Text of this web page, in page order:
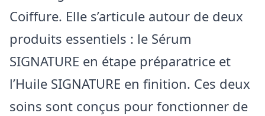
Coiffure. Elle s’articule autour de deux
produits essentiels : le Sérum
SIGNATURE en étape préparatrice et
l’Huile SIGNATURE en finition. Ces deux
soins sont conçus pour fonctionner de